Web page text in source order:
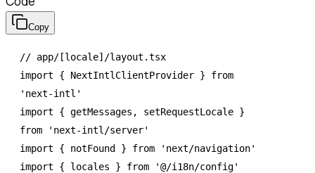
Copy
// app/[locale]/layout.tsx
import { NextIntlClientProvider } from
'next-intl'
import { getMessages ,
from 'next-intl/server'
import { notFound } from 'next/navigation'
import { locales } from '@/i18n/config'